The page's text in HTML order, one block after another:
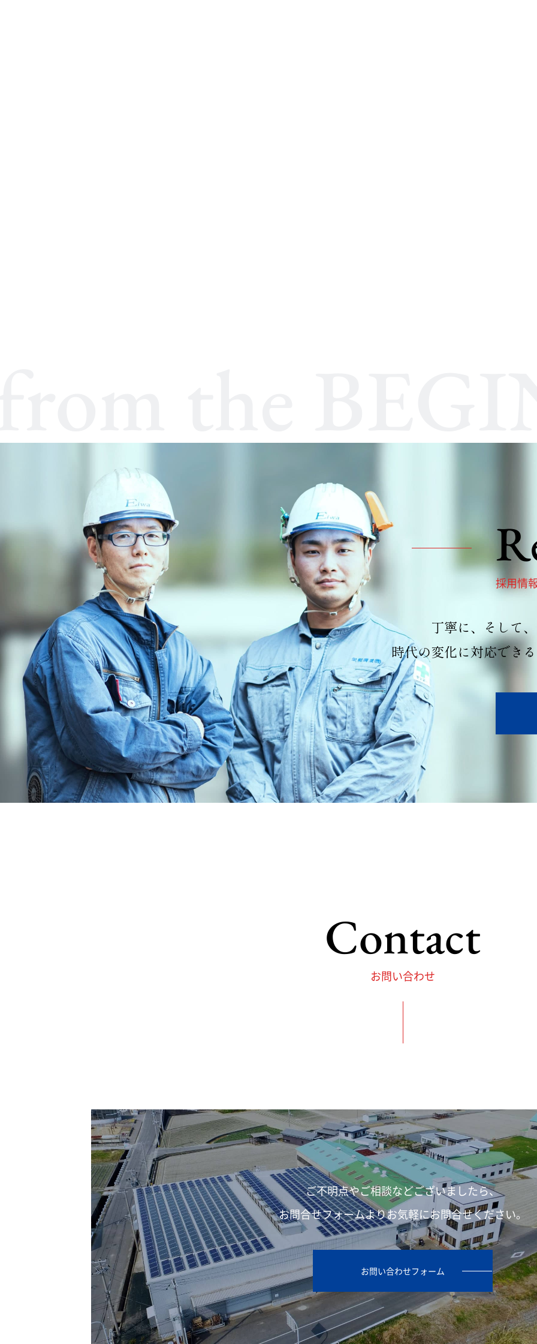
採用情
丁寧に、そして
時代の変化に対応でき
Contact
お問い合わせ
ご不明点やご相談などございましたら、
お問合せフォームよりお気軽にお問合せください。
お問い合わせフォーム